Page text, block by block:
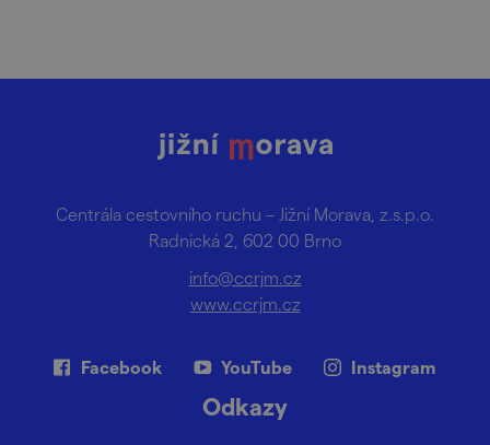
Centrála cestovního ruchu – Jižní Morava, z.s.p.o.
Radnická 2, 602 00 Brno
info@ccrjm.cz
www.ccrjm.cz
Facebook YouTube Instagram
Odkazy